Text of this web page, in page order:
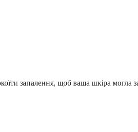
запалення, щоб ваша шкіра могла